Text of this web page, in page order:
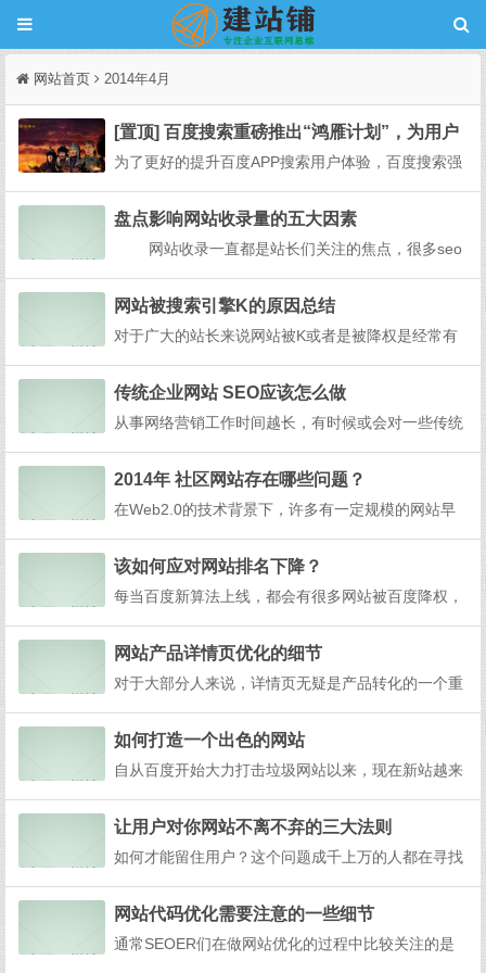
网站首页 2014年4月
[置顶] 百度搜索重磅推出“鸿雁计划”，为用户
体验保驾护航
为了更好的提升百度APP搜索用户体验，百度搜索强
开发者，助力开发者快速了解真实的搜索用户需求，
提升用户满意度。针对百度APP用户在使用百度搜索
过程中遇到的问题，比如内容违规/违法、内容侵犯个
人...
盘点影响网站收录量的五大因素
网站收录一直都是站长们关注的焦点，很多seo
大量的时间去寻找解决的方法，却不得其道。这是为
什么呢...
网站被搜索引擎K的原因总结
对于广大的站长来说网站被K或者是被降权是经常有
况，也就是给网站降个权什么的处罚。如果你是用了
很严重的作弊手段的话，那指定会是被Google给K掉
的。对于一般的站GOOGLE只会是做降权处理...
传统企业网站 SEO应该怎么做
从事网络营销工作时间越长，有时候或会对一些传统
譬如笔者最近来到一个全新的工作环境中发现，尽管
这家企业在传统专业渠道做得很不错，但对于网络营
销渠道还存在一定的改善空间。1、网站=传播媒体相
信对于网...
2014年 社区网站存在哪些问题？
在Web2.0的技术背景下，许多有一定规模的网站早
理，其中如网络聊天、交友、视频分享、博客、微
博、网络社区、音乐分享等。目前，不仅一些规模很
大的网站开始将社交网站作为一种资源进行经营，还
有很多垂直...
该如何应对网站排名下降？
每当百度新算法上线，都会有很多网站被百度降权，
确定因素很多，比如说网站的排名并不是做上去就能
保证不掉下来的，由于各种因素，网站的排名会上下
波动，那么当网站的排名突然掉下去，我们应该如何
去分析其...
网站产品详情页优化的细节
对于大部分人来说，详情页无疑是产品转化的一个重
的一个大问题。这里给大家推荐一个销售法则——fa
be，很多学营销的应该对这个法则并不陌生，但是对
于做是视觉，文案的人往往对这个一窍不通，这里...
如何打造一个出色的网站
自从百度开始大力打击垃圾网站以来，现在新站越来
存空间也越来越小。有些站长就会问是不是以后草根
站长就不能做网站了，在我看来未必，那怎么能把一
个新站打造成一个成功的网站!一、选择你熟悉的行业
入手这点...
让用户对你网站不离不弃的三大法则
如何才能留住用户？这个问题成千上万的人都在寻找
说，真的要抓取每一位用户的心理的话，那是很难完
成的，如果真的能做到让所有用户通过搜索引擎来访
的流量都能产生效益，我想这个站长或者从事营销型
网站代码优化需要注意的一些细节
通常SEOER们在做网站优化的过程中比较关注的是